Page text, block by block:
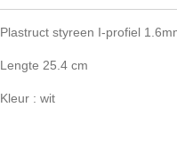
Plastruct styreen I-profiel
Lengte 25.4 cm
Kleur : wit